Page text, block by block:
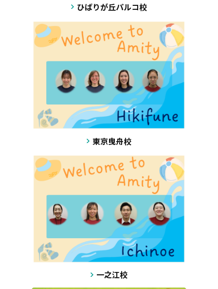
ひばりが丘パルコ校
東京曳舟校
一之江校